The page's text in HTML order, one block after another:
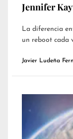
Jennifer
La diferencia
un reboot cada
Javier Ludeña